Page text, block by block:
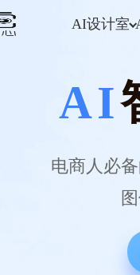
AI设计室
AI
电商人必